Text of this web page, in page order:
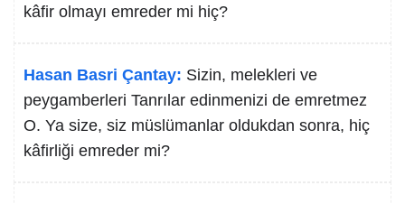
kâfir olmayı emreder mi hiç?
Hasan Basri Çantay: Sizin, melekleri ve
peygamberleri Tanrılar edinmenizi de emretmez
O. Ya size, siz müslümanlar oldukdan sonra, hiç
kâfirliği emreder mi?